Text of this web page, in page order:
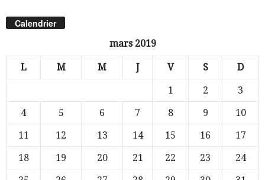
Calendrier
mars 2019
L M M J V S D
1 2
3
4
5 6 7 8 9
10
11
12 13 14 15 16
17
18
19 20 21 22 23
24